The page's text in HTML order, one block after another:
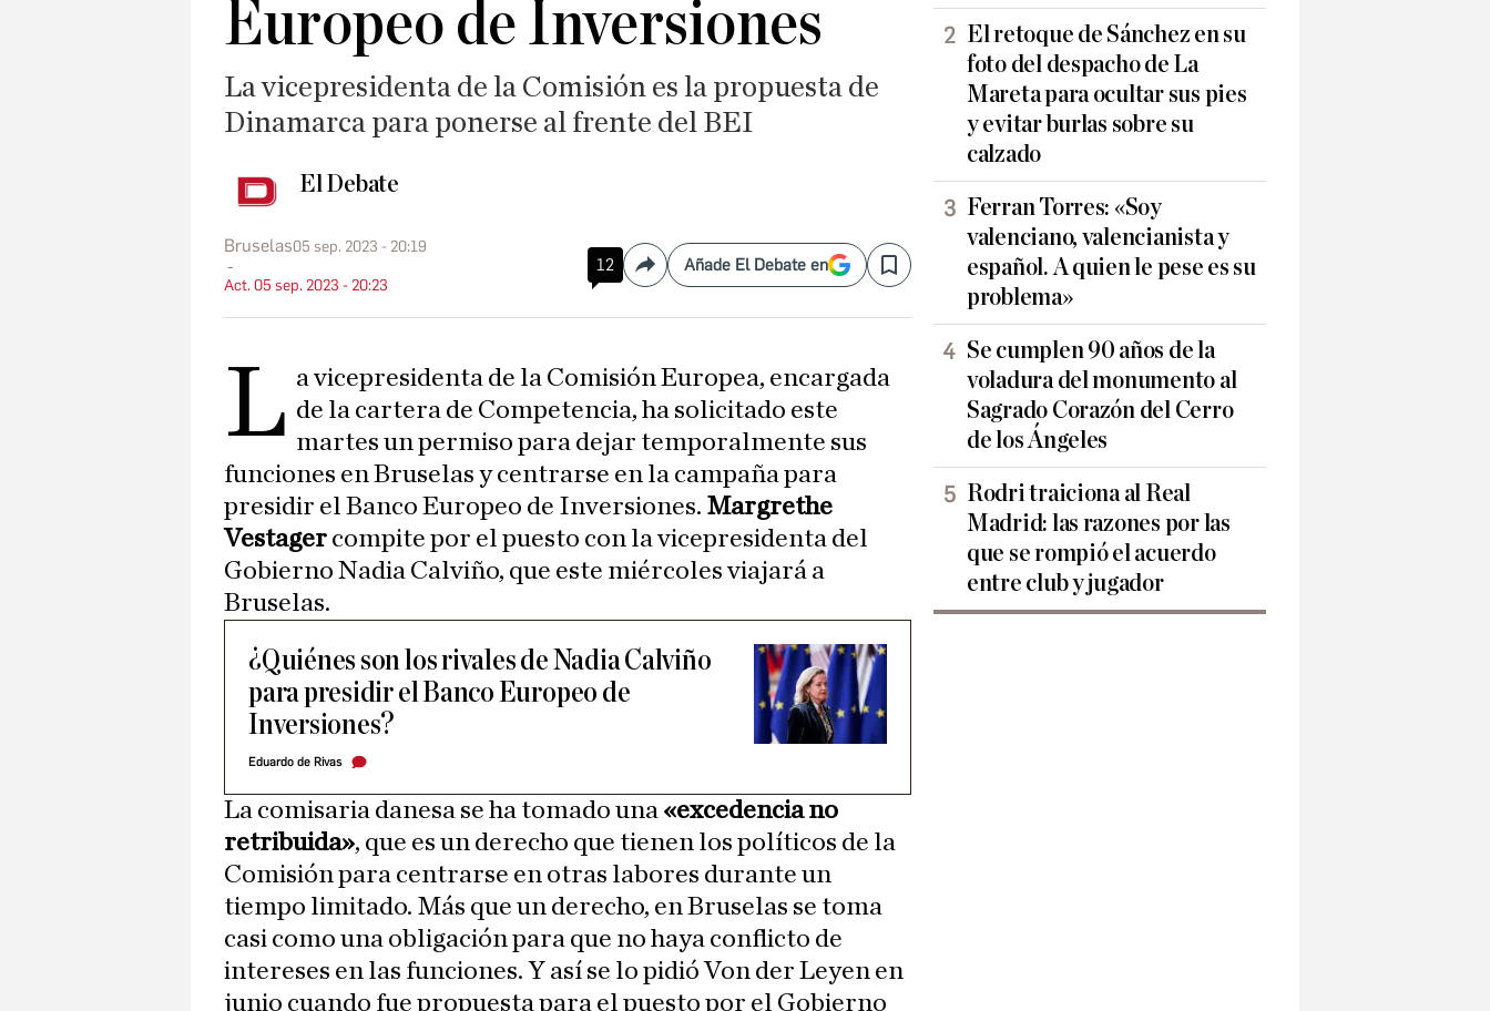
Europeo de Inversiones
La vicepresidenta de la Comisión es la propuesta de
Dinamarca para ponerse al frente del BEI
El Debate
Bruselas05 sep. 2023 - 20:19
Act. 05 sep. 2023 - 20:23
12 CompartirAñade El Debate en Save
L a vicepresidenta de la Comisión Europea, encargada
de la cartera de Competencia, ha solicitado este
martes un permiso para dejar temporalmente sus
funciones en Bruselas y centrarse en la campaña para
presidir el Banco Europeo de Inversiones. Margrethe
Vestager compite por el puesto con la vicepresidenta del
Gobierno Nadia Calviño, que este miércoles viajará a
Bruselas.
¿Quiénes son los rivales de Nadia Calviño
para presidir el Banco Europeo de
Inversiones?
Eduardo de Rivas
La comisaria danesa se ha tomado una «excedencia no
retribuida», que es un derecho que tienen los políticos de la
Comisión para centrarse en otras labores durante un
tiempo limitado. Más que un derecho, en Bruselas se toma
casi como una obligación para que no haya conflicto de
intereses en las funciones. Y así se lo pidió Von der Leyen en
junio cuando fue propuesta para el puesto por el Gobierno
El retoque de Sánchez en su
foto del despacho de La
Mareta para ocultar sus pies
y evitar burlas sobre su
calzado
Ferran Torres: «Soy
valenciano, valencianista y
español. A quien le pese es su
problema»
Se cumplen 90 años de la
voladura del monumento al
Sagrado Corazón del Cerro
de los Ángeles
Rodri traiciona al Real
Madrid: las razones por las
que se rompió el acuerdo
entre club y jugador